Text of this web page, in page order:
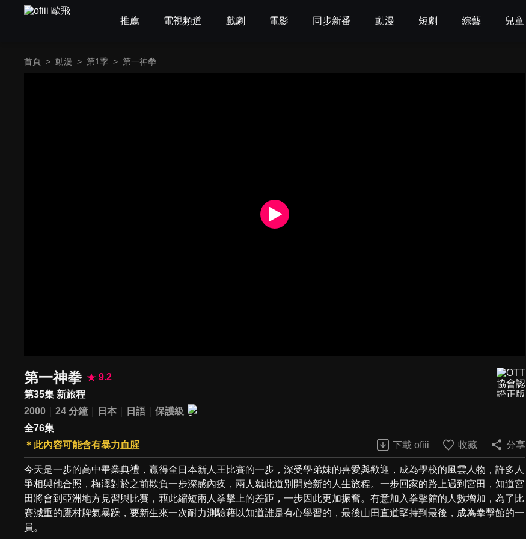
推薦 電視頻道 戲劇 電影 同步新番 動漫 短劇 綜藝 兒童
首頁 > 動漫 > 第1季 > 第一神拳
第一神拳
9.2
第35集 新旅程
2000
24 分鐘 日本 日語
保護級
全76集
＊此內容可能含有暴力血腥
下載 ofiii 收藏 分享
今天是一步的高中畢業典禮，贏得全日本新人王比賽的一步，深受學弟妹的喜愛與歡迎，成為學校的風雲人物，許多人
爭相與他合照，梅澤對於之前欺負一步深感內疚，兩人就此道別開始新的人生旅程。一步回家的路上遇到宮田，知道宮
田將會到亞洲地方見習與比賽，藉此縮短兩人拳擊上的差距，一步因此更加振奮。有意加入拳擊館的人數增加，為了比
賽減重的鷹村脾氣暴躁，要新生來一次耐力測驗藉以知道誰是有心學習的，最後山田直道堅持到最後，成為拳擊館的一
員。